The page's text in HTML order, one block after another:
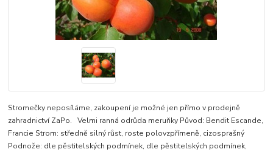
Stromečky neposíláme, zakoupení je možné jen přímo v prodejně
zahradnictví ZaPo. Velmi ranná odrůda meruňky Původ: Bendit Escande,
Francie Strom: středně silný růst, roste polovzpřímeně, cizosprašný
Podnože: dle pěstitelských podmínek, dle pěstitelských podmínek,